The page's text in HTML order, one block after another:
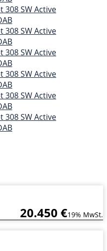
20.450 €19% MwSt.